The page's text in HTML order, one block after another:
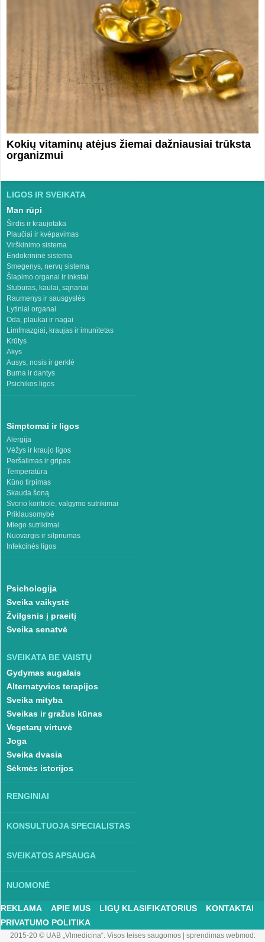
Kokių vitaminų atėjus žiemai dažniausiai trūksta
organizmui
LIGOS IR SVEIKATA
Man rūpi
Širdis ir kraujotaka
Plaučiai ir kvėpavimas
Virškinimo sistema
Endokrininė sistema
Smegenys, nervų sistema
Šlapimo organai ir inkstai
Stuburas, kaulai, sąnariai
Raumenys ir sausgyslės
Lytiniai organai
Oda, plaukai ir nagai
Limfmazgiai, kraujas ir imunitetas
Krūtys
Akys
Ausys, nosis ir gerklė
Burna ir dantys
Psichikos ligos
Simptomai ir ligos
Alergija
Vėžys ir kraujo ligos
Peršalimas ir gripas
Temperatūra
Kūno tirpimas
Skauda šoną
Svorio kontrolė, valgymo sutrikimai
Priklausomybė
Miego sutrikimai
Nuovargis ir silpnumas
Infekcinės ligos
Psichologija
Sveika vaikystė
Žvilgsnis į praeitį
Sveika senatvė
SVEIKATA BE VAISTŲ
Gydymas augalais
Alternatyvios terapijos
Sveika mityba
Sveikas ir gražus kūnas
Vegetarų virtuvė
Joga
Sveika dvasia
Sėkmės istorijos
RENGINIAI
KONSULTUOJA SPECIALISTAS
SVEIKATOS APSAUGA
NUOMONĖ
REKLAMA APIE MUS LIGŲ KLASIFIKATORIUS
KONTAKTAI
PRIVATUMO POLITIKA
2015-20 © UAB „Vlmedicina“. Visos teises saugomos| sprendimas webmod: